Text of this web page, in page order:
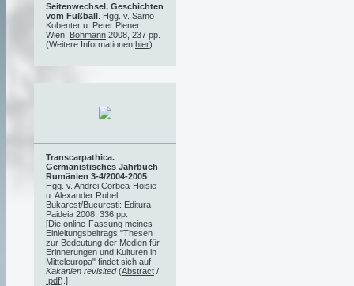
Seitenwechsel. Geschichten
vom Fußball . Hgg. v. Samo
Kobenter u. Peter Plener.
Wien: Bohmann 2008, 237 pp.
(Weitere Informationen hier)
Transcarpathica.
Germanistisches Jahrbuch
Rumänien 3-4/2004-2005
Hgg. v. Andrei Corbea-Hoisie
u. Alexander Rubel.
Bukarest/Bucuresti: Editura
Paideia 2008, 336 pp.
[Die online-Fassung meines
Einleitungsbeitrags "Thesen
zur Bedeutung der Medien für
Erinnerungen und Kulturen in
Mitteleuropa" findet sich auf
Kakanien revisited(Abstract /
.pdf).]